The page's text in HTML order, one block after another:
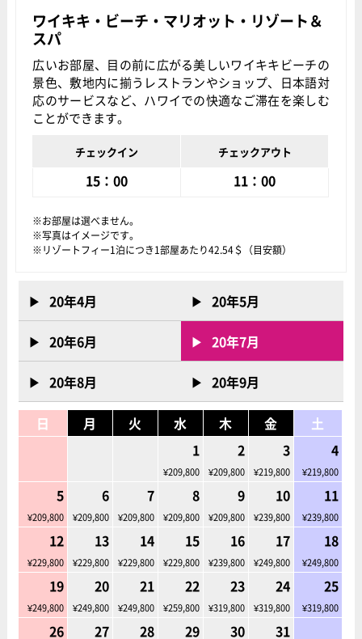
ワイキキ・ビーチ・マリオット・リゾート＆
スパ
広いお部屋、目の前に広がる美しいワイキキビーチの
景色、敷地内に揃うレストランやショップ、日本語対
応のサービスなど、ハワイでの快適なご滞在を楽しむ
ことができます。
チェックイン チェックアウト
15：00 11：00
お部屋は選べません。
写真はイメージです。
リゾートフィー1泊につき1部屋あたり42.54＄（目安額）
20年4月 20年5月
20年6月 20年7月
20年8月 20年9月
日 月 火 水 木 金
土
1
2 3 4
¥209,800 ¥209,800 ¥219,800 ¥219,800
5 6 7 8 9 10 11
¥209,800 ¥209,800 ¥209,800 ¥209,800 ¥209,800 ¥239,800 ¥239,800
12 13 14 15 16 17 18
¥229,800 ¥229,800 ¥229,800 ¥229,800 ¥239,800 ¥249,800 ¥249,800
19 20 21 22 23 24 25
¥249,800 ¥249,800 ¥249,800 ¥259,800 ¥319,800 ¥319,800 ¥319,800
26 27 28 29 30 31